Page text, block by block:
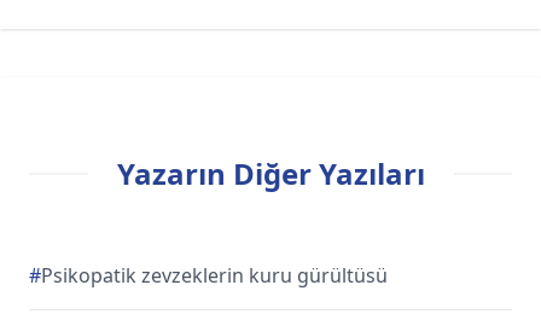
Yazarın Diğer Yazıları
#Psikopatik zevzeklerin kuru gürültüsü